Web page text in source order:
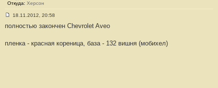
Откуда: Херсон
о
щ
18.11.2012, 20:58
полностью закончен Chevrolet Aveo
пленка - красная кореница, база - 132 вишня (мобихел)